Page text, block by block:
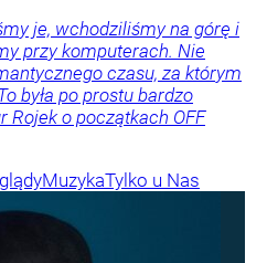
je, wchodziliśmy na górę i
przy komputerach. Nie
czasu, za którym
była po prostu bardzo
o początkach OFF
MuzykaTylko u Nas